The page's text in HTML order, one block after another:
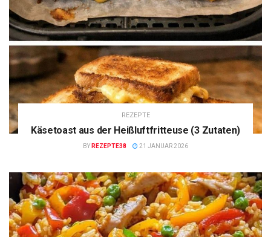
REZEPTE
Käsetoast aus der Heißluftfritteuse (3 Zutaten)
BY REZEPTE38 21 JANUAR 2026